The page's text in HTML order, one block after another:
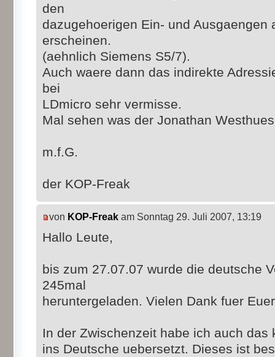
den
dazugehoerigen Ein- und Ausgaengen
erscheinen.
(aehnlich Siemens S5/7).
Auch waere dann das indirekte
bei
LDmicro sehr vermisse.
Mal sehen was der Jonathan
m.f.G.
der KOP-Freak
von KOP-Freak am Sonntag 29. Juli 2007, 13:19
Hallo Leute,
bis zum 27.07.07 wurde die deutsche
245mal
heruntergeladen. Vielen Dank fuer
In der Zwischenzeit habe ich auch das
ins Deutsche uebersetzt. Dieses ist